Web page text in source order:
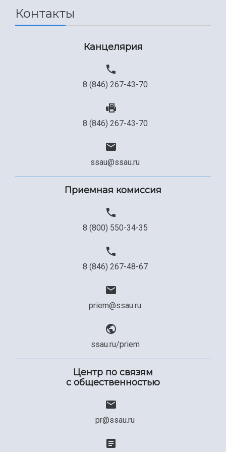
Сведения об образовательной организации
Официальные документы
Контакты
Канцелярия
8 (846) 267-43-70
8 (846) 267-43-70
ssau@ssau.ru
Приемная комиссия
8 (800) 550-34-35
8 (846) 267-48-67
priem@ssau.ru
ssau.ru/priem
Центр по связям
с общественностью
pr@ssau.ru